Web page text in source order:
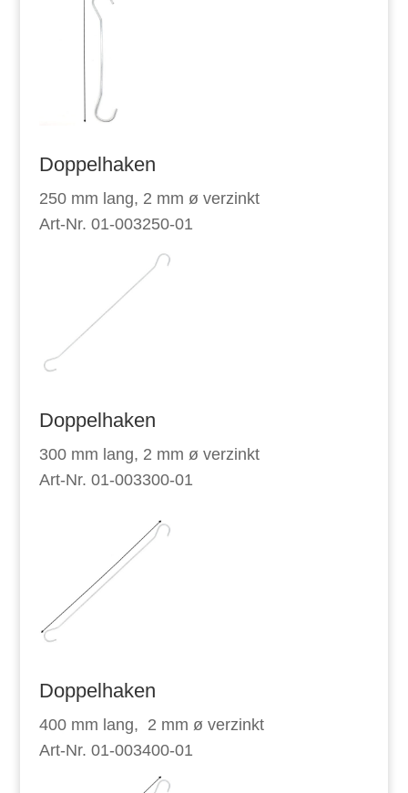
Doppelhaken
250 mm lang, 2 mm ø verzinkt
Art-Nr. 01-003250-01
Doppelhaken
300 mm lang, 2 mm ø verzinkt
Art-Nr. 01-003300-01
Doppelhaken
400 mm lang, 2 mm ø verzinkt
Art-Nr. 01-003400-01